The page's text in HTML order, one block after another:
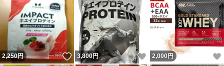
2,250円 いいね！
3,800円 いいね！
2,000 円